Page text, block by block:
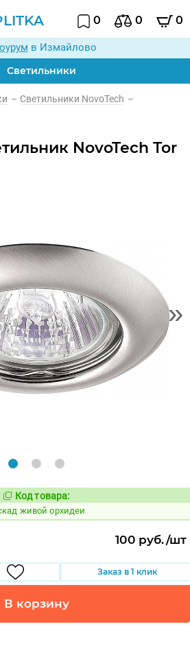
0 0 0
в Измайлово
Светильники
– Светильники NovoTech –
NovoTech Tor
»
Код:
628439
Код товара:
живой орхидеи
100 руб./шт
Заказ в 1 клик
В корзину